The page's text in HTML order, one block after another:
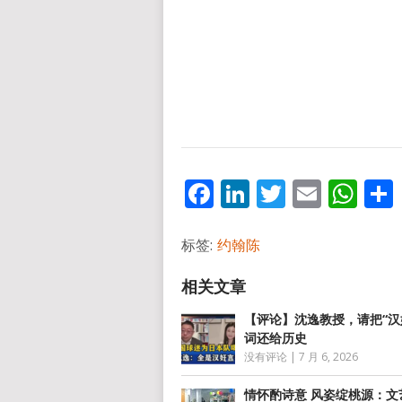
Facebook
LinkedIn
Twitter
Email
标签: 约翰陈
【评论】沈逸教授，请把“
词还给历史
没有评论 | 7 月 6, 2026
情怀酌诗意 风姿绽桃源：